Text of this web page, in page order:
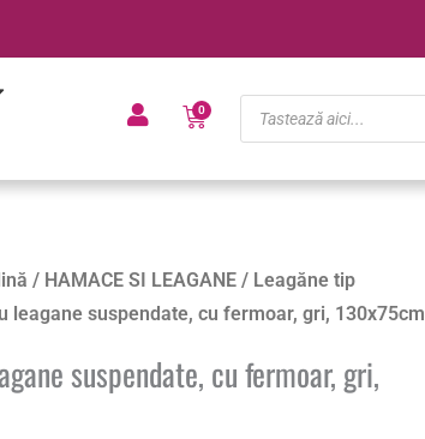
0
Cart
Products
search
/ HAMACE SI LEAGANE / Leagăne tip
leagane suspendate, cu fermoar, gri, 130x75cm
suspendate, cu fermoar, gri,